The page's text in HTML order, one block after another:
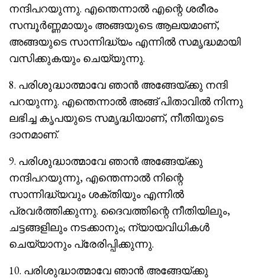
നന്ദിപറയുന്നു. എന്തെന്നാൽ എന്റെ ശരീരം
സമ്പൂർണ്ണമായും അങ്ങയുടെ ആലയമാണ്,
അങ്ങയുടെ സാന്നിദ്ധ്യം എന്നിൽ സമൃദ്ധമായി
വസിക്കുകയും ചെയ്യുന്നു.
8. പരിശുദ്ധാത്മാവേ ഞാൻ അങ്ങേയ്ക്കു നന്ദി
പറയുന്നു. എന്തെന്നാൽ അങ്ങ് പിതാവിൽ നിന്നു
ലഭിച്ച കൃപയുടെ സമൃദ്ധിയാണ്, നീതിയുടെ
ദാനമാണ്.
9. പരിശുദ്ധാത്മാവേ ഞാൻ അങ്ങേയ്ക്കു
നന്ദിപറയുന്നു, എന്തെന്നാൽ നിന്റെ
സാന്നിദ്ധ്യവും ശക്തിയും എന്നിൽ
പ്രവർത്തിക്കുന്നു. ദൈവത്തിന്റെ നീതിയിലും,
ചട്ടങ്ങളിലും നടക്കാനും; ന്യായവിധികൾ
ചെയ്യാനും പ്രേരിപ്പിക്കുന്നു.
10. പരിശുദ്ധാത്മാവേ ഞാൻ അങ്ങേയ്ക്കു